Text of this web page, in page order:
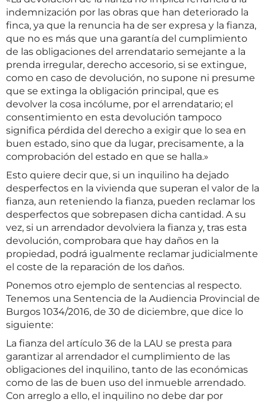
indemnización por las obras que han deteriorado la
finca, ya que la renuncia ha de ser expresa y la fianza,
que no es más que una garantía del cumplimiento
de las obligaciones del arrendatario semejante a la
prenda irregular, derecho accesorio, si se extingue,
como en caso de devolución, no supone ni presume
que se extinga la obligación principal, que es
devolver la cosa incólume, por el arrendatario; el
consentimiento en esta devolución tampoco
significa pérdida del derecho a exigir que lo sea en
buen estado, sino que da lugar, precisamente, a la
comprobación del estado en que se halla.»
Esto quiere decir que, si un inquilino ha dejado
desperfectos en la vivienda que superan el valor de la
fianza, aun reteniendo la fianza, pueden reclamar los
desperfectos que sobrepasen dicha cantidad. A su
vez, si un arrendador devolviera la fianza y, tras esta
devolución, comprobara que hay daños en la
propiedad, podrá igualmente reclamar judicialmente
el coste de la reparación de los daños.
Ponemos otro ejemplo de sentencias al respecto.
Tenemos una Sentencia de la Audiencia Provincial de
Burgos 1034/2016, de 30 de diciembre, que dice lo
siguiente:
La fianza del artículo 36 de la LAU se presta para
garantizar al arrendador el cumplimiento de las
obligaciones del inquilino, tanto de las económicas
como de las de buen uso del inmueble arrendado.
Con arreglo a ello, el inquilino no debe dar por